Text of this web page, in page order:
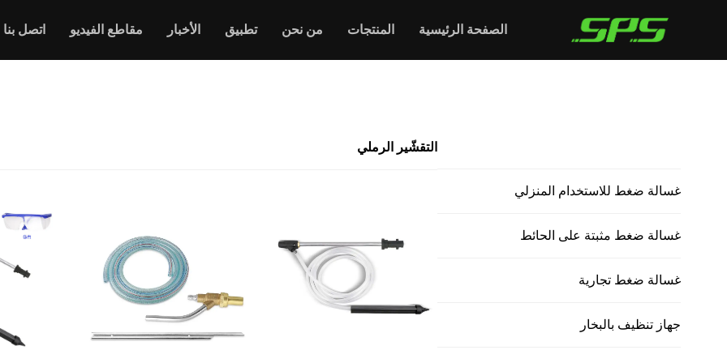
الصفحة الرئيسية المنتجات من نحن تطبيق الأخبار مقاطع الفيديو اتصل بنا
غسالة ضغط للاستخدام المنزلي
غسالة ضغط مثبتة على الحائط
غسالة ضغط تجارية
جهاز تنظيف بالبخار
التقشّير الرملي